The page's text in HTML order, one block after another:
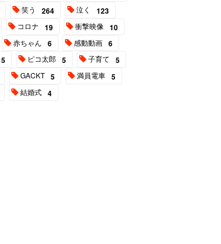
笑う 264 泣く 123
コロナ 19 衝撃映像 10
赤ちゃん 6 感動動画 6
5 ピコ太郎 5 子育て 5
GACKT 5 満員電車 5
結婚式 4